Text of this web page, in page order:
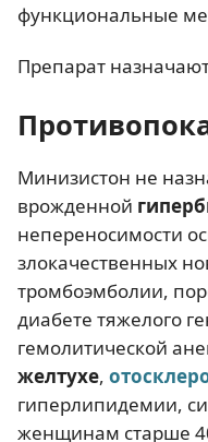
функциональные
Препарат
Минизистон не
врожденной
непереносимости
злокачественных
тромбоэмболии,
диабете тяжелого
гемолитической
желтухе,
гиперлипидемии,
женщинам старше